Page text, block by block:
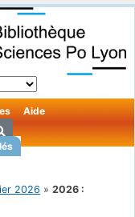
Aide
2026 » 2026 :